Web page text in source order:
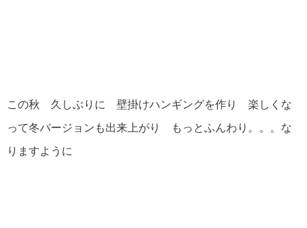
この秋 久しぶりに 壁掛けハンギングを作り 楽しくな
って冬バージョンも出来上がり もっとふんわり。。。な
りますように